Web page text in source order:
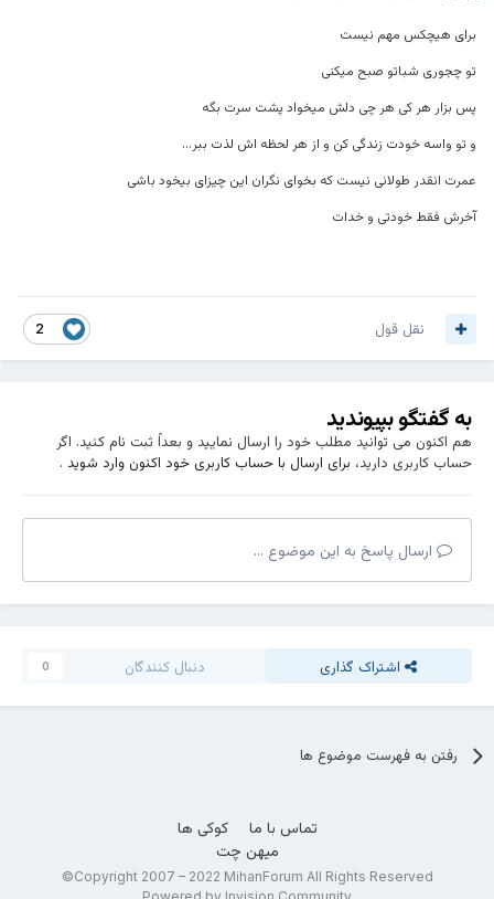
برای هیچکس مهم نیست
تو چجوری شباتو صبح میکنی
پس بزار هر کی هر چی دلش میخواد پشت سرت بگه
و تو واسه خودت زندگی کن و از هر لحظه اش لذت ببر...
عمرت انقدر طولانی نیست که بخوای نگران این چیزای بیخود باشی
آخرش فقط خودتی و خدات
2 نقل قول
به گفتگو بپیوندید
هم اکنون می توانید مطلب خود را ارسال نمایید و بعداً ثبت نام کنید. اگر
حساب کاربری دارید، برای ارسال با حساب کاربری خود اکنون وارد شوید.
ارسال پاسخ به این موضوع ...
اشتراک گذاری دنبال کنندگان 0
رفتن به فهرست موضوع ها
تماس با ما
کوکی ها
میهن چت
Copyright 2007 – 2022 MihanForum All Rights Reserved©